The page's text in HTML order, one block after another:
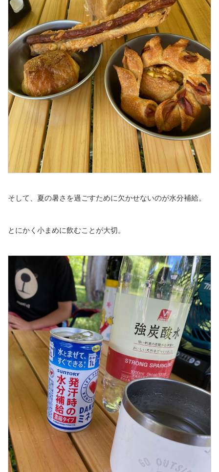
そして、夏の暑さを過ごすために欠かせないのが水分補給。
とにかく小まめに飲むことが大切。